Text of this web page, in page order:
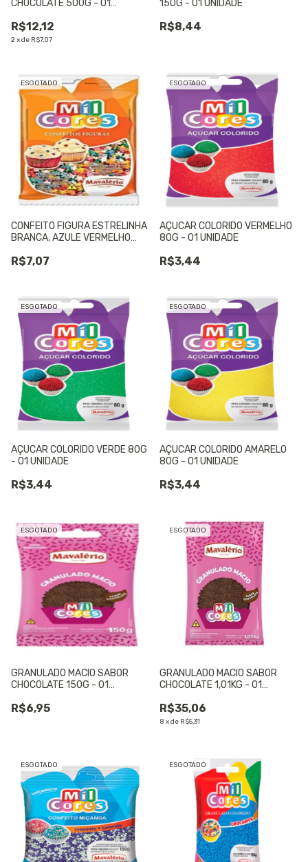
CHOCOLATE 500G - 01
R$12,12
2xde R$7,07
150G - 01 UNIDADE
R$8,44
ESGOTADO
CONFEITO FIGURA ESTRELINHA
BRANCA, AZULE VERMELHO
R$7,07
ESGOTADO
AÇUCAR COLORIDO VERMELHO
80G - 01 UNIDADE
R$3,44
ESGOTADO
AÇUCAR COLORIDO VERDE 80G
- 01 UNIDADE
R$3,44
ESGOTADO
AÇUCAR COLORIDO AMARELO
80G - 01 UNIDADE
R$3,44
ESGOTADO
GRANULADO MACIO SABOR
CHOCOLATE 150G - 01
R$6,95
ESGOTADO
GRANULADO MACIO SABOR
CHOCOLATE 1,O1KG - 01
R$35,06
8 xde R$5,31
ESGOTADO ESGOTADO